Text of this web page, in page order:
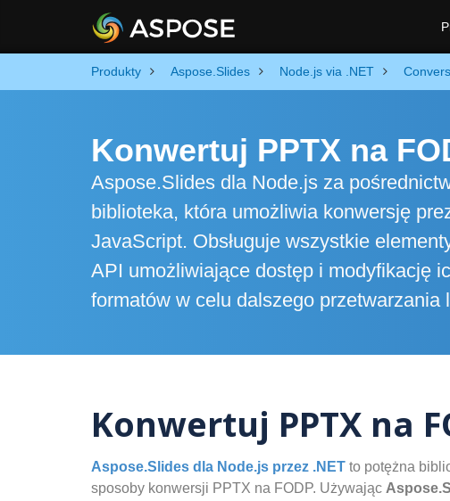
Produkty Aspose.Slides Node.js via .NET
Konwertuj PPTX na
Aspose.Slides dla Node.js za
biblioteka, która umożliwia konwersję
JavaScript. Obsługuje wszystkie
API umożliwiające dostęp i modyfikację
formatów w celu dalszego przetwarzania
Konwertuj PPTX na
Aspose.Slides dla Node.js przez .NET to potężna
sposoby konwersji PPTX na FODP. Używając